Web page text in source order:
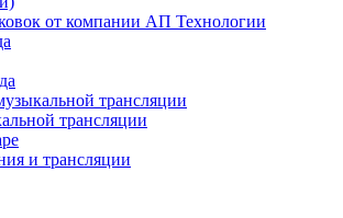
от компании АП Технологии
трансляции
трансляции
и трансляции